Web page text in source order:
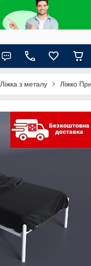
Ліжка з металу Ліжко